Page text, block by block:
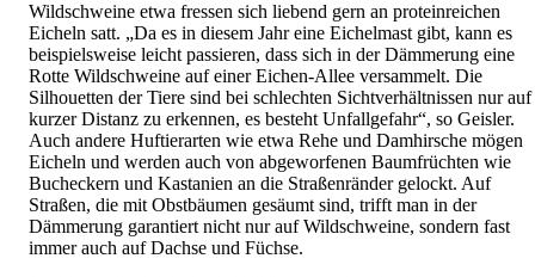
Wildschweine etwa fressen sich liebend gern an proteinreichen
Eicheln satt. „Da es in diesem Jahr eine Eichelmast gibt, kann es
beispielsweise leicht passieren, dass sich in der Dämmerung eine
Rotte Wildschweine auf einer Eichen-Allee versammelt. Die
Silhouetten der Tiere sind bei schlechten Sichtverhältnissen nur auf
kurzer Distanz zu erkennen, es besteht Unfallgefahr“, so Geisler.
Auch andere Huftierarten wie etwa Rehe und Damhirsche mögen
Eicheln und werden auch von abgeworfenen Baumfrüchten wie
Bucheckern und Kastanien an die Straßenränder gelockt. Auf
Straßen, die mit Obstbäumen gesäumt sind, trifft man in der
Dämmerung garantiert nicht nur auf Wildschweine, sondern fast
immer auch auf Dachse und Füchse.